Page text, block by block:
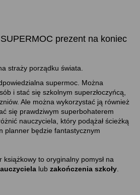
prezent na koniec
straży porządku świata.
supermoc. Można
i stać się szkolnym superzłoczyńcą,
Ale można wykorzystać ją również
się prawdziwym superbohaterem
nauczyciela, który podążał ścieżką
planner będzie fantastycznym
to oryginalny pomysł na
lub zakończenia szkoły